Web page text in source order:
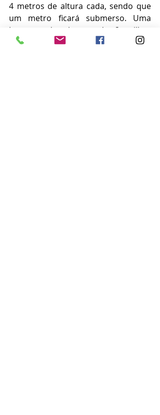
4 metros de altura cada, sendo que
um metro ficará submerso. Uma
lanterna de alcance de 2 milhas
náuticas, que equivale a 3,7 km,